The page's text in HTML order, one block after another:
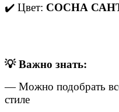
✔️ Цвет: СОСНА
💡 Важно знать:
— Можно подобрать
стиле